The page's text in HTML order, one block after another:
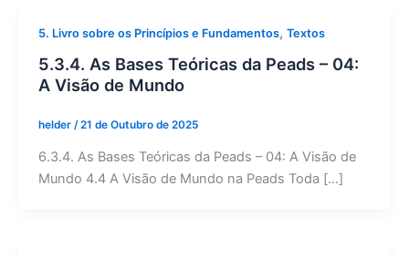
5. Livro sobre os Princípios e Fundamentos, Textos
5.3.4. As Bases Teóricas da Peads – 04:
A Visão de Mundo
helder /21 de Outubro de 2025
6.3.4. As Bases Teóricas da Peads – 04: A Visão de
Mundo 4.4 A Visão de Mundo na Peads Toda […]